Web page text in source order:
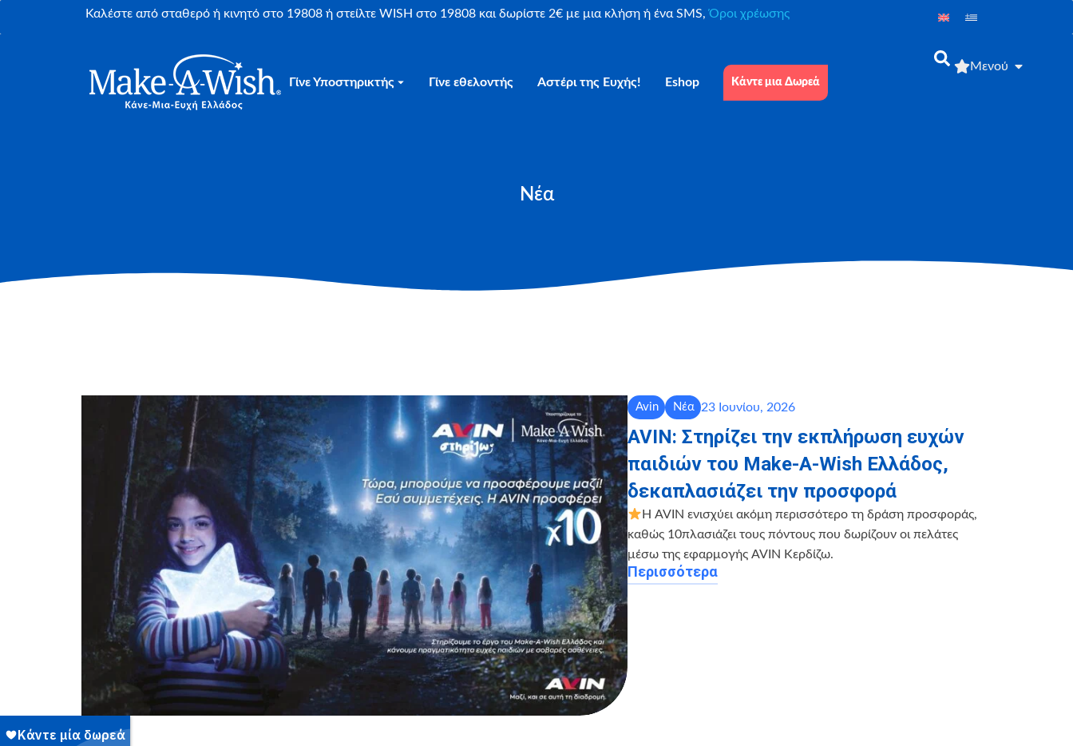
Καλέστε από σταθερό ή κινητό στο 19808 ή στείλτε WISH στο 19808 και δωρίστε 2€ με μια κλήση ή ένα SMS,Όροι χρέωσης
Γίνε Υποστηρικτής Γίνε εθελοντής Αστέρι της Ευχής! Eshop Κάντε μια Δωρεά
Μενού
Νέα
Avin Νέα 23 Ιουνίου, 2026
AVIN: Στηρίζει την εκπλήρωση ευχών
παιδιών του Make-A-Wish Ελλάδος,
δεκαπλασιάζει την προσφορά
Η AVIN ενισχύει ακόμη περισσότερο τη δράση προσφοράς,
καθώς 10πλασιάζει τους πόντους που δωρίζουν οι πελάτες
μέσω της εφαρμογής AVIN Κερδίζω.
Περισσότερα